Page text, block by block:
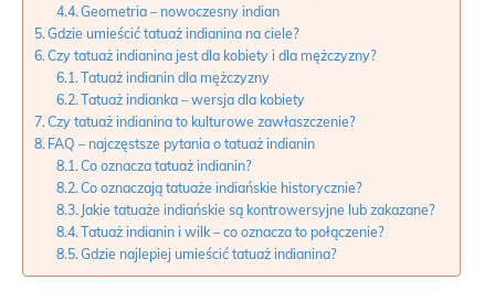
Geometria – nowoczesny indian
Gdzie umieścić tatuaż indianina na ciele?
Czy tatuaż indianina jest dla kobiety i dla mężczyzny?
Tatuaż indianin dla mężczyzny
Tatuaż indianka – wersja dla kobiety
Czy tatuaż indianina to kulturowe zawłaszczenie?
FAQ – najczęstsze pytania o tatuaż indianin
Co oznacza tatuaż indianin?
Co oznaczają tatuaże indiańskie historycznie?
Jakie tatuaże indiańskie są kontrowersyjne lub zakazane?
Tatuaż indianin i wilk – co oznacza to połączenie?
Gdzie najlepiej umieścić tatuaż indianina?